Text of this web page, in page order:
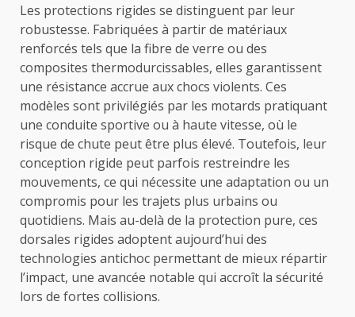
Les protections rigides se distinguent par leur
robustesse. Fabriquées à partir de matériaux
renforcés tels que la fibre de verre ou des
composites thermodurcissables, elles garantissent
une résistance accrue aux chocs violents. Ces
modèles sont privilégiés par les motards pratiquant
une conduite sportive ou à haute vitesse, où le
risque de chute peut être plus élevé. Toutefois, leur
conception rigide peut parfois restreindre les
mouvements, ce qui nécessite une adaptation ou un
compromis pour les trajets plus urbains ou
quotidiens. Mais au-delà de la protection pure, ces
dorsales rigides adoptent aujourd’hui des
technologies antichoc permettant de mieux répartir
l’impact, une avancée notable qui accroît la sécurité
lors de fortes collisions.